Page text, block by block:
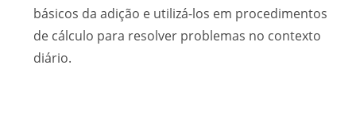
básicos da adição e utilizá-los em procedimentos
de cálculo para resolver problemas no contexto
diário.